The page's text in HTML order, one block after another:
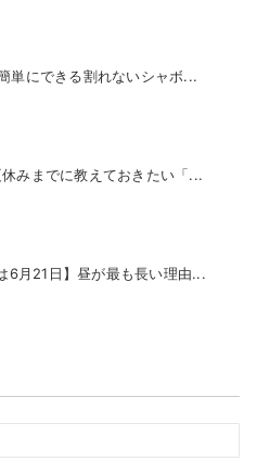
単にできる割れないシャボ...
みまでに教えておきたい「...
6月21日】昼が最も長い理由...